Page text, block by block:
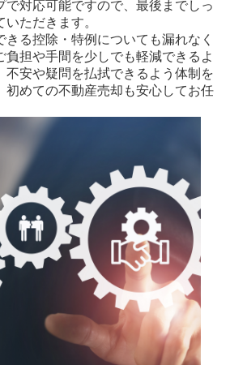
で対応可能ですので、最後までしっ
ただきます。
きる控除・特例についても漏れなく
負担や手間を少しでも軽減できるよ
不安や疑問を払拭できるよう体制を
初めての不動産売却も安心してお任